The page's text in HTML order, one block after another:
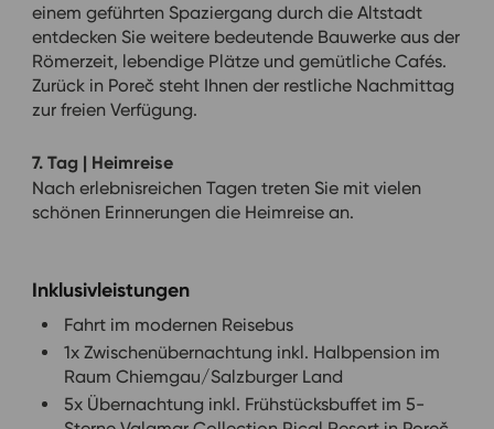
einem geführten Spaziergang durch die Altstadt
entdecken Sie weitere bedeutende Bauwerke aus der
Römerzeit, lebendige Plätze und gemütliche Cafés.
Zurück in Poreč steht Ihnen der restliche Nachmittag
zur freien Verfügung.
7. Tag | Heimreise
Nach erlebnisreichen Tagen treten Sie mit vielen
schönen Erinnerungen die Heimreise an.
Inklusivleistungen
Fahrt im modernen Reisebus
1x Zwischenübernachtung inkl. Halbpension im
Raum Chiemgau/Salzburger Land
5x Übernachtung inkl. Frühstücksbuffet im 5-